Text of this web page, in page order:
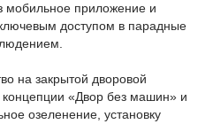
мобильное приложение и
доступом в парадные
на закрытой дворовой
«Двор без машин» и
озеленение, установку